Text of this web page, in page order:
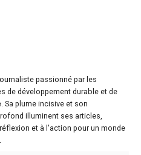
passionné par les
de développement durable et de
Sa plume incisive et son
illuminent ses articles,
et à l'action pour un monde